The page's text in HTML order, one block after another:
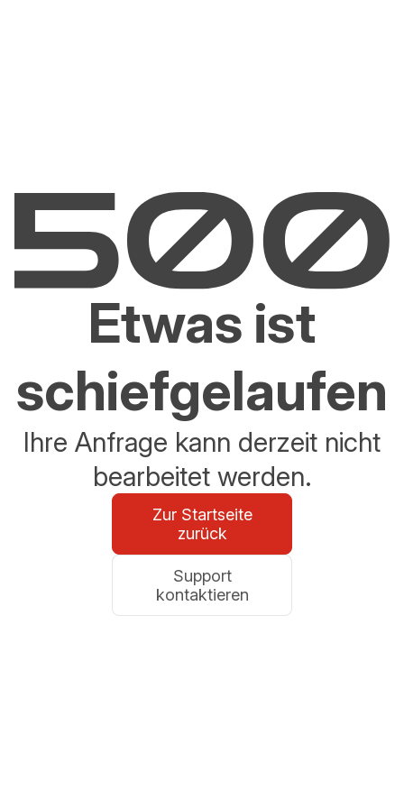
Etwas ist
schiefgelaufen
Ihre Anfrage kann derzeit nicht
bearbeitet werden.
Zur Startseite
zurück
Support
kontaktieren